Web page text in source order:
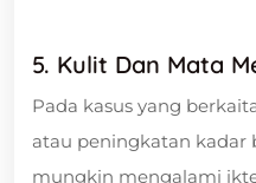
5. Kulit Dan Mata
Pada kasus yang
atau peningkatan kadar
mungkin mengalami